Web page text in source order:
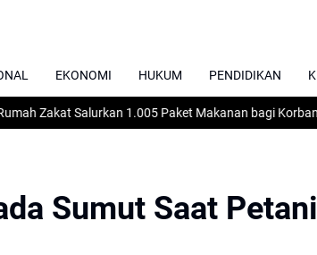
EKONOMI HUKUM PENDIDIKAN
Zakat Salurkan 1.005 Paket Makanan bagi Korban
Sumut Saat Petani